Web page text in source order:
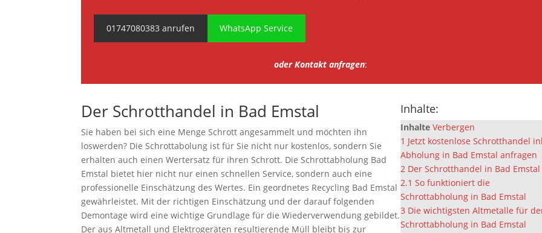
01747080383 anrufen WhatsApp Service
oder Kontakt anfragen:
Der Schrotthandel in Bad Emstal
Sie haben bei sich eine Menge Schrott angesammelt und möchten ihn
loswerden? Die Schrottabolung ist für Sie nicht nur kostenlos, sondern Sie
erhalten auch einen Wertersatz für ihren Schrott. Die Schrottabholung Bad
Emstal bietet hier nicht nur einen schnellen Service, sondern auch eine
professionelle Einschätzung des Wertes. Ein geordnetes Recycling Bad Emstal
gewährleistet. Mit der richtigen Einschätzung und der darauf folgenden
Demontage wird eine wichtige Grundlage für die Wiederverwendung gebildet.
Der aus Altmetall und Elektrogeräten resultierende Müll bleibt bis zur
Inhalte:
Inhalte Verbergen
1 Jetzt kostenlose Schrotthandel
Abholung in Bad Emstal anfragen
2 Der Schrotthandel in Bad Emstal
2.1 So funktioniert die
Schrottabholung in Bad Emstal
3 Die wichtigsten Altmetalle für
Schrottabholung in Bad Emstal